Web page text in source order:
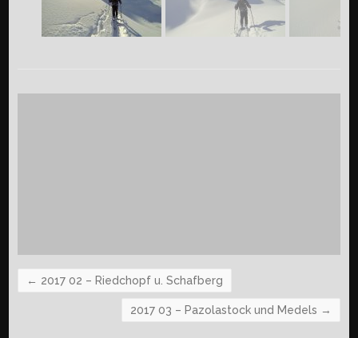
← 2017 02 – Riedchopf u. Schafberg
2017 03 – Pazolastock und Medels →